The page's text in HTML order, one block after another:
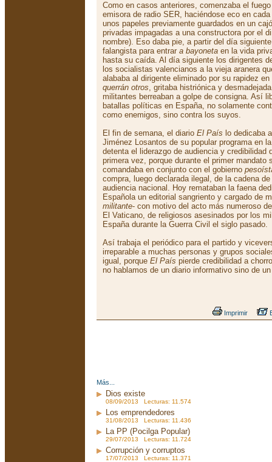
Como en casos anteriores, comenzaba el
emisora de radio SER, haciéndose eco en
unos papeles previamente guardados en un
privadas impagadas a una constructora por el
nombre). Eso daba pie, a partir del día
falangista para entrar a bayoneta en la vida
hasta su caída. Al día siguiente los dirigentes
los socialistas valencianos a la vieja aranera
alababa al dirigente eliminado por su rapidez
querrán otros, gritaba histriónica y
militantes berreaban a golpe de consigna. Así
batallas políticas en España, no solamente
como enemigos, sino contra los suyos.
El fin de semana, el diario El País lo dedicaba
Jiménez Losantos de su popular programa en
detenta el liderazgo de audiencia y credibilidad
primera vez, porque durante el primer mandato
comandaba en conjunto con el gobierno
compra, luego declarada ilegal, de la cadena
audiencia nacional. Hoy remataban la faena
Española un editorial sangriento y cargado de
militante- con motivo del acto más numeroso
El Vaticano, de religiosos asesinados por los
España durante la Guerra Civil el siglo pasado.
Así trabaja el periódico para el partido y
irreparable a muchas personas y grupos
igual, porque El País pierde credibilidad a
no hablamos de un diario informativo sino de
Imprimir
Más...
Dios existe
08/09/2013 Lecturas: 11.574
Los emprendedores
31/08/2013 Lecturas: 11.436
La PP (Pocilga Popular)
29/07/2013 Lecturas: 11.724
Corrupción y corruptos
17/07/2013 Lecturas: 11.371